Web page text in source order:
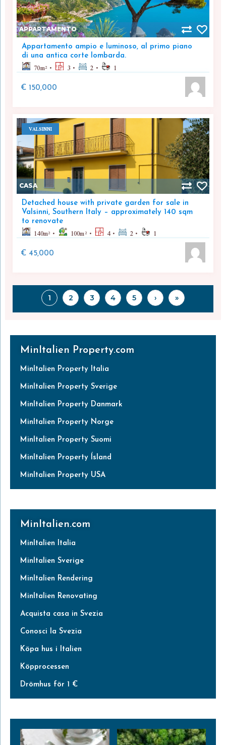
APPARTAMENTO
Appartamento ampio e luminoso, al primo piano
di una antica corte lombarda.
70m² 3 2 1
€ 150,000
VALSINNI
CASA
Detached house with private garden for sale in
Valsinni, Southern Italy – approximately 140 sqm
to renovate
140m² 100m² 4 2 1
€ 45,000
1 2 3 4 5 › »
MinItalien Property.com
MinItalien Property Italia
MinItalien Property Sverige
MinItalien Property Danmark
MinItalien Property Norge
MinItalien Property Suomi
MinItalien Property Ísland
MinItalien Property USA
MinItalien.com
MinItalien Italia
MinItalien Sverige
MinItalien Rendering
MinItalien Renovating
Acquista casa in Svezia
Conosci la Svezia
Köpa hus i Italien
Köpprocessen
Drömhus för 1 €